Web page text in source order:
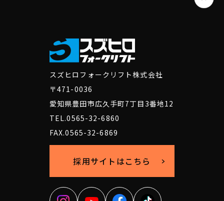
スズヒロフォークリフト株式会社
〒471-0036
愛知県豊田市広久手町7丁目3番地12
TEL.0565-32-6860
FAX.0565-32-6869
採用サイトはこちら